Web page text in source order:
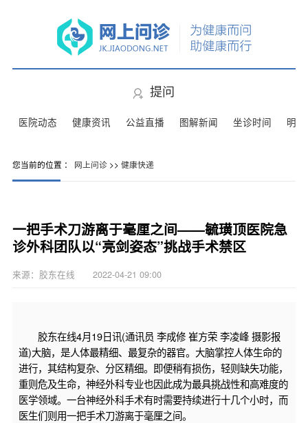
提问
医院动态 健康资讯 公益直播 图解新闻 坐诊时间 明
您当前的位置 ： 网上问诊>> 健康快递
一把手术刀游离于毫厘之间——毓璜顶医院急
诊外科团队以“亮剑姿态”挑战手术禁区
来源：胶东在线 2022-04-21 09:00
胶东在线4月19日讯(通讯员 李成修 崔方荣 李凌峰 摄影报
道)大脑，是人体最精细、最复杂的器官。大脑掌控人体生命的
进行，其结构复杂、分区精细。即便稍有损伤，轻则缺失功能，
重则危及生命，神经外科专业也因此成为最具挑战性和高难度的
医学领域。一台神经外科手术有时需要持续进行十几个小时，而
医生们则用一把手术刀游离于毫厘之间。